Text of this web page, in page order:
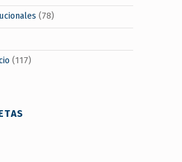
(78)
(117)